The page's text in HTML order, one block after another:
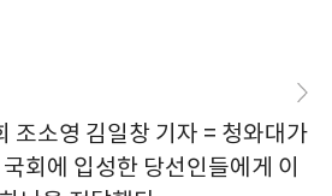
조소영 김일창 기자 = 청와대가
회에 입성한 당선인들에게 이